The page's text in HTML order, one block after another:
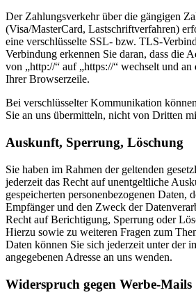
Der Zahlungsverkehr über die gängigen
(Visa/MasterCard, Lastschriftverfahren)
eine verschlüsselte SSL- bzw. TLS-
Verbindung erkennen Sie daran, dass die
von „http://“ auf „https://“ wechselt und
Ihrer Browserzeile.
Bei verschlüsselter Kommunikation
Sie an uns übermitteln, nicht von Dritten
Auskunft, Sperrung, Löschung
Sie haben im Rahmen der geltenden
jederzeit das Recht auf unentgeltliche
gespeicherten personenbezogenen Daten,
Empfänger und den Zweck der
Recht auf Berichtigung, Sperrung oder
Hierzu sowie zu weiteren Fragen zum
Daten können Sie sich jederzeit unter der
angegebenen Adresse an uns wenden.
Widerspruch gegen Werbe-Mails